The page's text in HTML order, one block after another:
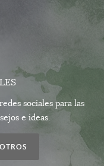
sociales para las
e ideas.